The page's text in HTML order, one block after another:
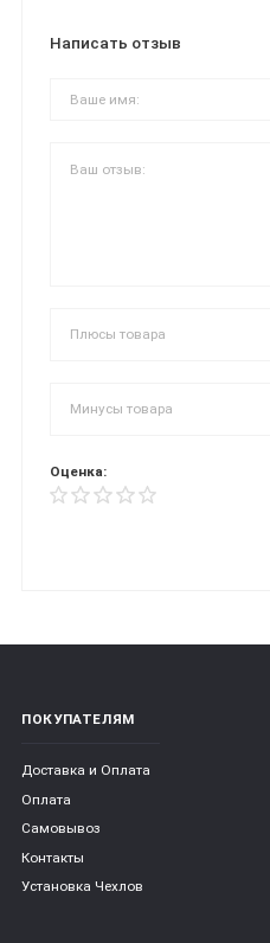
Написать отзыв
Оценка:
ПОКУПАТЕЛЯМ
Доставка и Оплата
Оплата
Самовывоз
Контакты
Установка Чехлов